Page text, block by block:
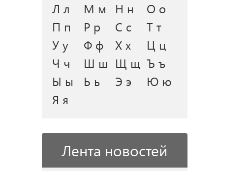
Л л
М м Н н
О о
П п
Р р С с
Т т
У у
Ф ф Х х
Ц ц
Ч ч
Ш ш Щ щ Ъ ъ
Ы ы
Ь ь Э э
Ю ю
Я я
Лента новостей